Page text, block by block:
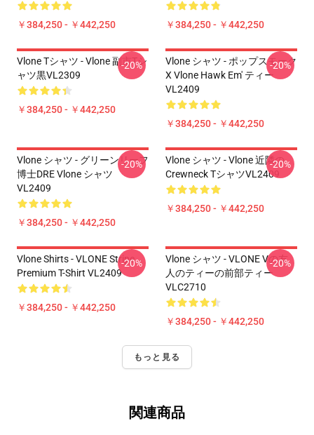
￥384,250 - ￥442,250 ￥384,250 - ￥442,250
Vlone Tシャツ - Vlone 副市Tシ
ャツ黒VL2309
￥384,250 - ￥442,250
-20%
Vlone シャツ - ポップスモーク
X Vlone Hawk Em' ティー
VL2409
￥384,250 - ￥442,250
-20%
Vlone シャツ - グリーンリーフ
博士DRE Vlone シャツ
VL2409
￥384,250 - ￥442,250
-20%
Vlone シャツ - Vlone 近隣の
Crewneck TシャツVL2409
￥384,250 - ￥442,250
-20%
Vlone Shirts - VLONE Stripe
Premium T-Shirt VL2409
￥384,250 - ￥442,250
-20%
Vlone シャツ - VLONE Vの友
人のティーの前部ティー
VLC2710
￥384,250 - ￥442,250
-20%
もっと見る
関連商品